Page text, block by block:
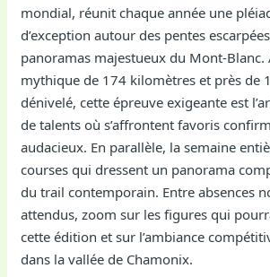
mondial, réunit chaque année une
d’exception autour des pentes
panoramas majestueux du Mont-Blanc.
mythique de 174 kilomètres et près de
dénivelé, cette épreuve exigeante est
de talents où s’affrontent favoris
audacieux. En parallèle, la semaine
courses qui dressent un panorama
du trail contemporain. Entre absences
attendus, zoom sur les figures qui
cette édition et sur l’ambiance
dans la vallée de Chamonix.